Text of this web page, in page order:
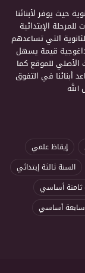
حيث يوفر لأبنائنا
الإبتدائية
التي تساعدهم
قيمة يسهل
الأصلي للموقع كما
أبنائنا في التفوق
إيقاظ علمي
السنة ثالثة إبتدائي
ثامنة أساسي
أساسي